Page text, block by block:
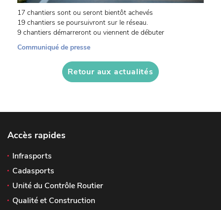
17 chantiers sont ou seront bientôt achevés
19 chantiers se poursuivront sur le réseau.
9 chantiers démarreront ou viennent de débuter
Communiqué de presse
Retour aux actualités
Accès rapides
Infrasports
Cadasports
Unité du Contrôle Routier
Qualité et Construction